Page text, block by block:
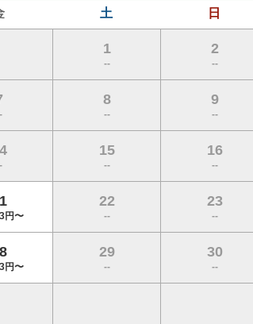
土 日
1
--
2
--
8
--
9
--
15
--
16
--
円〜
22
--
23
--
円〜
29
--
30
--